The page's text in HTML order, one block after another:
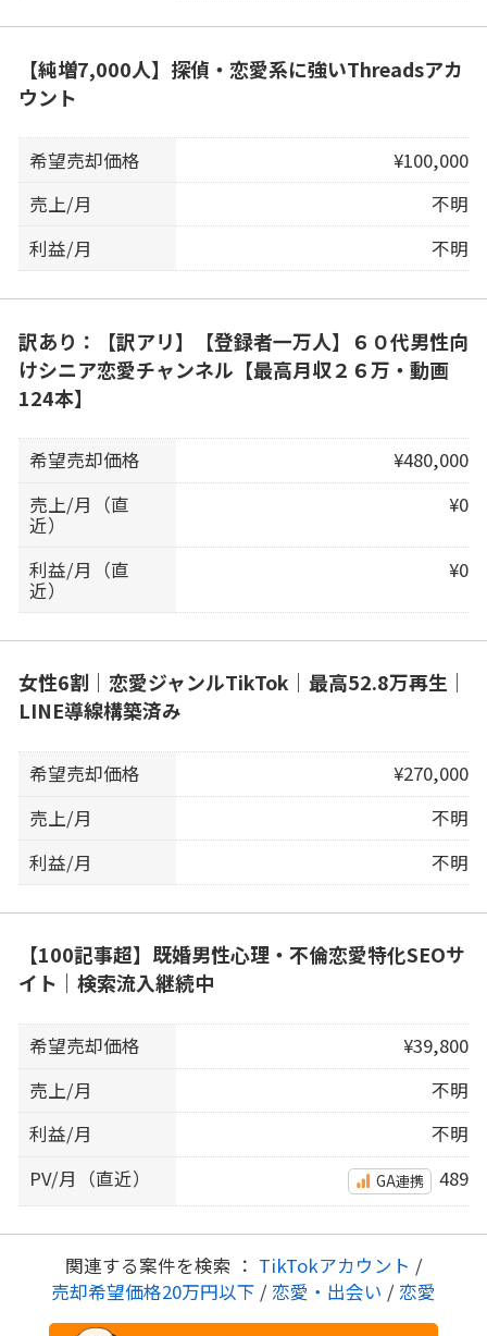
【純増7,000人】探偵・恋愛系に強いThreadsアカ
ウント
希望売却価格
¥100,000
売上/月
不明
利益/月
不明
訳あり：【訳アリ】【登録者一万人】６０代男性向
けシニア恋愛チャンネル【最高月収２６万・動画
124本】
希望売却価格
¥480,000
売上/月（直
近）
¥0
利益/月（直
近）
¥0
女性6割｜恋愛ジャンルTikTok｜最高52.8万再生｜
LINE導線構築済み
希望売却価格
¥270,000
売上/月
不明
利益/月
不明
【100記事超】既婚男性心理・不倫恋愛特化SEOサ
イト｜検索流入継続中
希望売却価格
¥39,800
売上/月
不明
利益/月
不明
PV/月（直近）
GA連携 489
関連する案件を検索 ： TikTokアカウント /
売却希望価格20万円以下 / 恋愛・出会い / 恋愛